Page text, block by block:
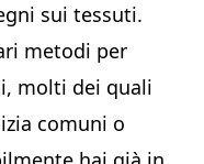
sui tessuti.
metodi per
molti dei quali
comuni o